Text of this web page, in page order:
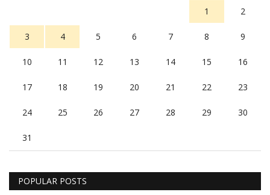
1
2
3 4 5 6 7 8 9
10 11 12 13 14 15 16
17 18 19 20 21 22 23
24 25 26 27 28 29 30
31
POPULAR POSTS